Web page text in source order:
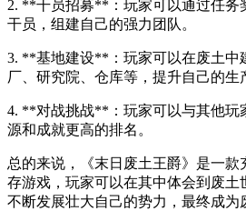
2. **干员招募**：玩家可以通过任务
干员，组建自己的强力团队。
3. **基地建设**：玩家可以在废土中
厂、研究院、仓库等，提升自己的生
4. **对战挑战**：玩家可以与其他玩
源和成就更高的排名。
总的来说，《末日废土王爵》是一款
存游戏，玩家可以在其中体会到废土
不断发展壮大自己的势力，最终成为